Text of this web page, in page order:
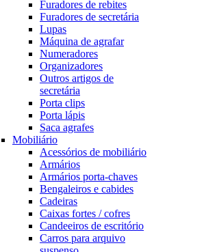
Furadores de rebites
Furadores de secretária
Lupas
Máquina de agrafar
Numeradores
Organizadores
Outros artigos de
secretária
Porta clips
Porta lápis
Saca agrafes
Mobiliário
Acessórios de mobiliário
Armários
Armários porta-chaves
Bengaleiros e cabides
Cadeiras
Caixas fortes / cofres
Candeeiros de escritório
Carros para arquivo